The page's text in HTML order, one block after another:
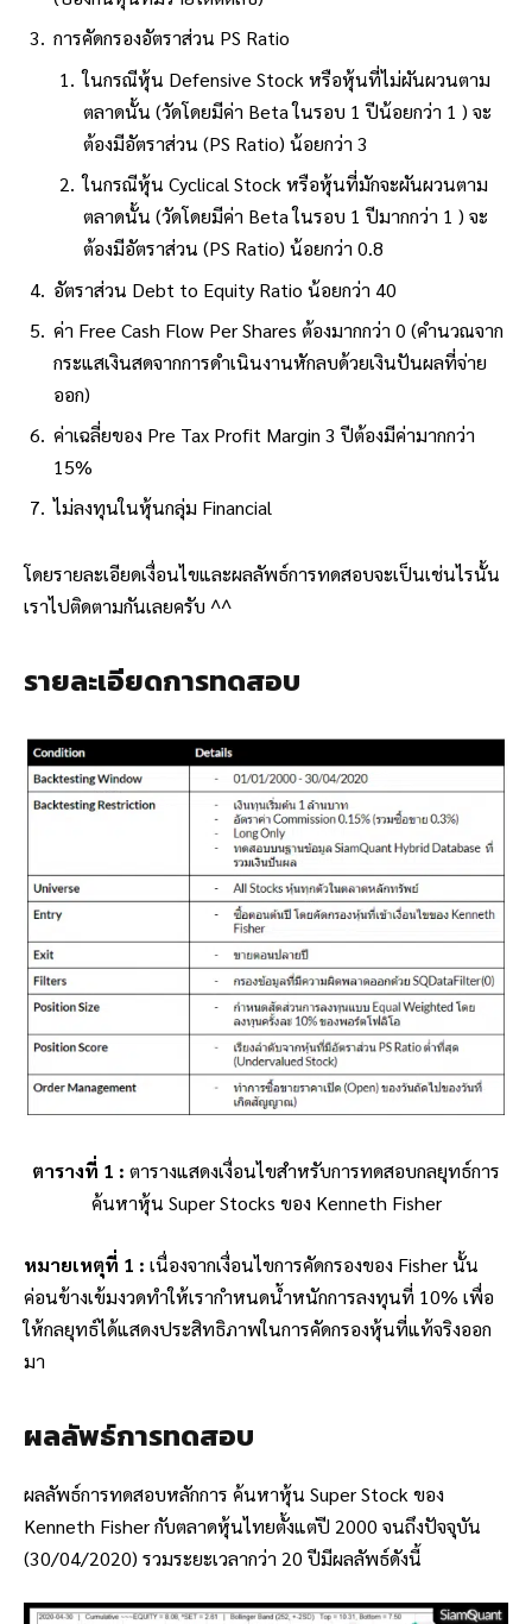
การคัดกรองอัตราส่วน PS Ratio
ในกรณีหุ้น Defensive Stock หรือหุ้นที่ไม่ผันผวนตาม
ตลาดนั้น (วัดโดยมีค่า Beta ในรอบ 1 ปีน้อยกว่า 1 ) จะ
ต้องมีอัตราส่วน (PS Ratio) น้อยกว่า 3
ในกรณีหุ้น Cyclical Stock หรือหุ้นที่มักจะผันผวนตาม
ตลาดนั้น (วัดโดยมีค่า Beta ในรอบ 1 ปีมากกว่า 1 ) จะ
ต้องมีอัตราส่วน (PS Ratio) น้อยกว่า 0.8
อัตราส่วน Debt to Equity Ratio น้อยกว่า 40
ค่า Free Cash Flow Per Shares ต้องมากกว่า 0 (คำนวณจาก
กระแสเงินสดจากการดำเนินงานหักลบด้วยเงินปันผลที่จ่าย
ออก)
ค่าเฉลี่ยของ Pre Tax Profit Margin 3 ปีต้องมีค่ามากกว่า
15%
ไม่ลงทุนในหุ้นกลุ่ม Financial
โดยรายละเอียดเงื่อนไขและผลลัพธ์การทดสอบจะเป็นเช่นไรนั้น
เราไปติดตามกันเลยครับ ^^
รายละเอียดการทดสอบ
ตารางที่ 1 : ตารางแสดงเงื่อนไขสำหรับการทดสอบกลยุทธ์การ
ค้นหาหุ้น Super Stocks ของ Kenneth Fisher
หมายเหตุที่ 1 : เนื่องจากเงื่อนไขการคัดกรองของ Fisher นั้น
ค่อนข้างเข้มงวดทำให้เรากำหนดน้ำหนักการลงทุนที่ 10% เพื่อ
ให้กลยุทธ์ได้แสดงประสิทธิภาพในการคัดกรองหุ้นที่แท้จริงออก
มา
ผลลัพธ์การทดสอบ
ผลลัพธ์การทดสอบหลักการ ค้นหาหุ้น Super Stock ของ
Kenneth Fisher กับตลาดหุ้นไทยตั้งแต่ปี 2000 จนถึงปัจจุบัน
(30/04/2020) รวมระยะเวลากว่า 20 ปีมีผลลัพธ์ดังนี้